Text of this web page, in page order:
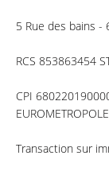
5 Rue des bains -
RCS 853863454
CPI
Transaction sur